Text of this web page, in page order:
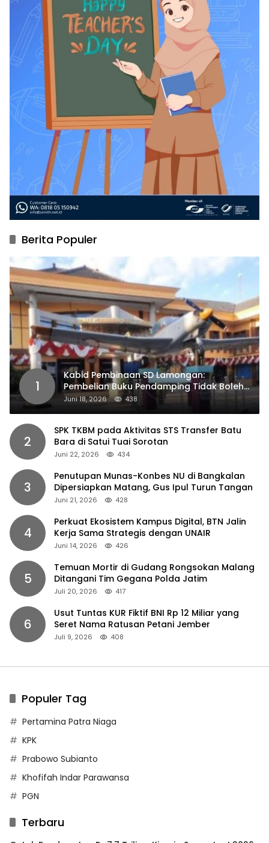
Berita Populer
1
Kabid Pembinaan SD Lamongan:
Pembelian Buku Pendamping Tidak Boleh
Dipaksakan
Juni 18, 2026 438
2
SPK TKBM pada Aktivitas STS Transfer Batu
Bara di Satui Tuai Sorotan
Juni 22, 2026 434
3
Penutupan Munas-Konbes NU di Bangkalan
Dipersiapkan Matang, Gus Ipul Turun Tangan
Juni 21, 2026 428
4
Perkuat Ekosistem Kampus Digital, BTN Jalin
Kerja Sama Strategis dengan UNAIR
Juni 14, 2026 426
5
Temuan Mortir di Gudang Rongsokan Malang
Ditangani Tim Gegana Polda Jatim
Juli 20, 2026 417
6
Usut Tuntas KUR Fiktif BNI Rp 12 Miliar yang
Seret Nama Ratusan Petani Jember
Juli 9, 2026 408
Populer Tag
Pertamina Patra Niaga
KPK
Prabowo Subianto
Khofifah Indar Parawansa
PGN
Terbaru